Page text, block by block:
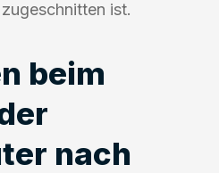
ist.
beim
nach